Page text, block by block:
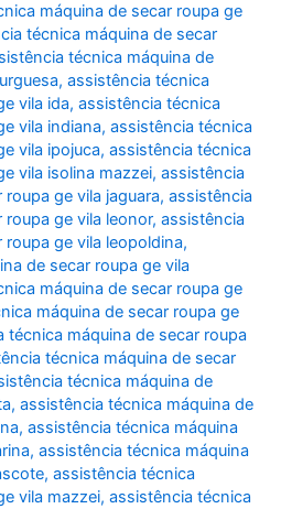
máquina de secar roupa ge
técnica máquina de secar
técnica máquina de
,assistência técnica
vila ida,assistência técnica
vila indiana,assistência técnica
vila ipojuca,assistência técnica
vila isolina mazzei,assistência
ge vila jaguara,assistência
ge vila leonor,assistência
ge vila leopoldina,
de secar roupa ge vila
máquina de secar roupa ge
máquina de secar roupa ge
técnica máquina de secar roupa
técnica máquina de secar
técnica máquina de
,assistência técnica máquina de
,assistência técnica máquina
,assistência técnica máquina
,assistência técnica
vila mazzei,assistência técnica